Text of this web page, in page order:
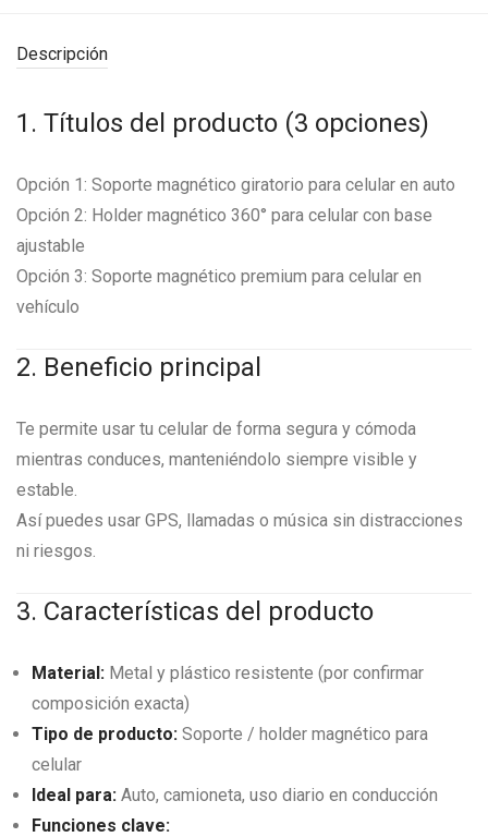
Descripción
1. Títulos del producto (3 opciones)
Opción 1: Soporte magnético giratorio para celular en auto
Opción 2: Holder magnético 360° para celular con base
ajustable
Opción 3: Soporte magnético premium para celular en
vehículo
2. Beneficio principal
Te permite usar tu celular de forma segura y cómoda
mientras conduces, manteniéndolo siempre visible y
estable.
Así puedes usar GPS, llamadas o música sin distracciones
ni riesgos.
3. Características del producto
Material: Metal y plástico resistente (por confirmar
composición exacta)
Tipo de producto: Soporte / holder magnético para
celular
Ideal para: Auto, camioneta, uso diario en conducción
Funciones clave: